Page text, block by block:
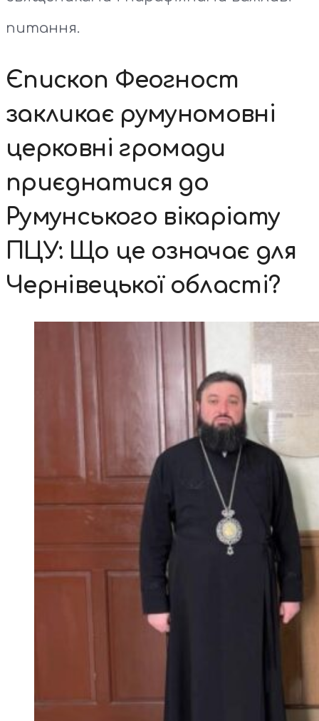
питання.
Єпископ Феогност
закликає румуномовні
церковні громади
приєднатися до
Румунського вікаріату
ПЦУ: Що це означає для
Чернівецької області?